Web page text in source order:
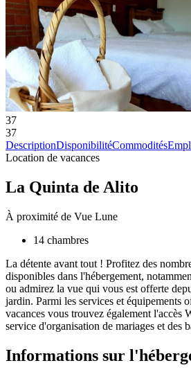
37
37
DescriptionDisponibilitéCommodités
Location de vacances
La Quinta de Alito
À proximité de Vue Lune
14 chambres
La détente avant tout ! Profitez des
disponibles dans l'hébergement,
ou admirez la vue qui vous est offerte
jardin. Parmi les services et équipements
vacances vous trouvez également l'accès
service d'organisation de mariages et des
Informations sur